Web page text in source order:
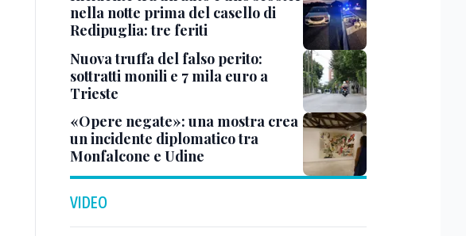
nella notte prima del casello di
Redipuglia: tre feriti
Nuova truffa del falso perito:
sottratti monili e 7 mila euro a
Trieste
«Opere negate»: una mostra crea
un incidente diplomatico tra
Monfalcone e Udine
VIDEO